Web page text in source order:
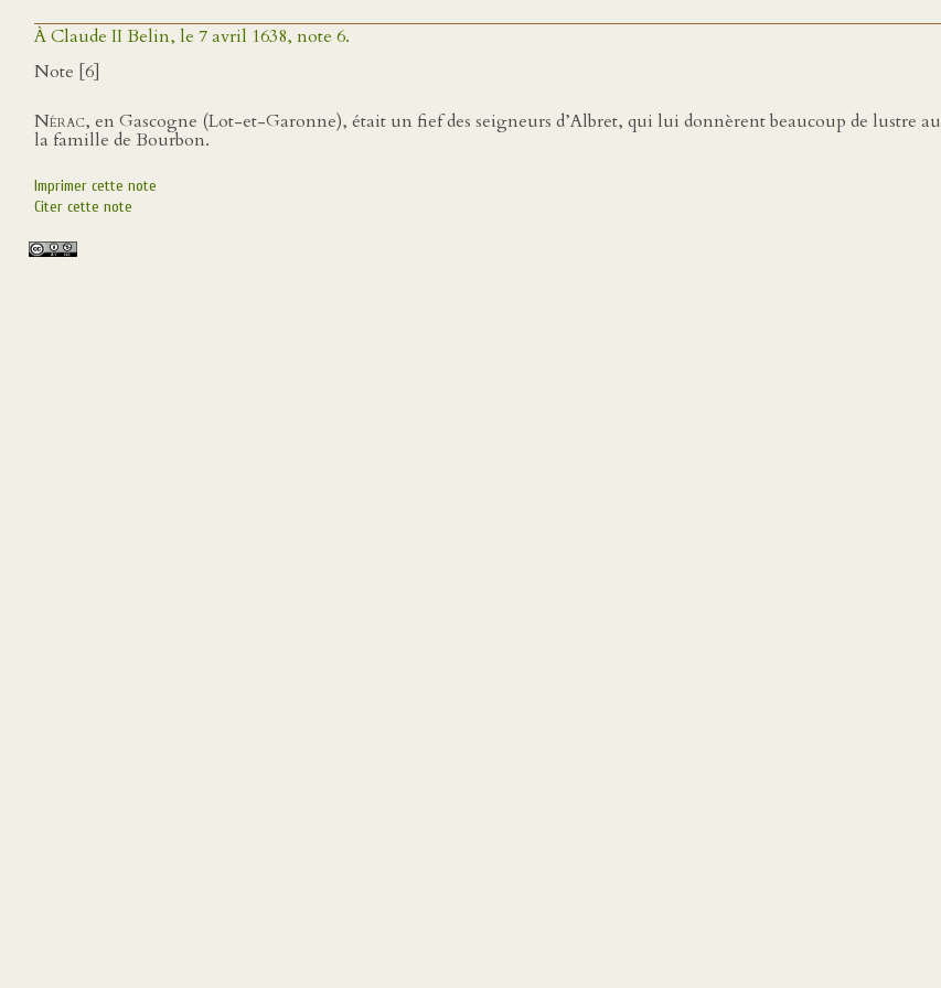
À Claude II Belin, le 7 avril 1638, note 6.
Note [6]
Nérac, en Gascogne (Lot-et-Garonne), était un fief des seigneurs d’Albret, qui lui donnèrent beaucoup de lustre au
la famille de Bourbon.
Imprimer cette note
Citer cette note